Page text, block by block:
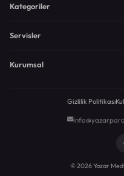
Kategoriler
Servisler
Kurumsal
Gizlilik Politikası
© 2026 Yazar